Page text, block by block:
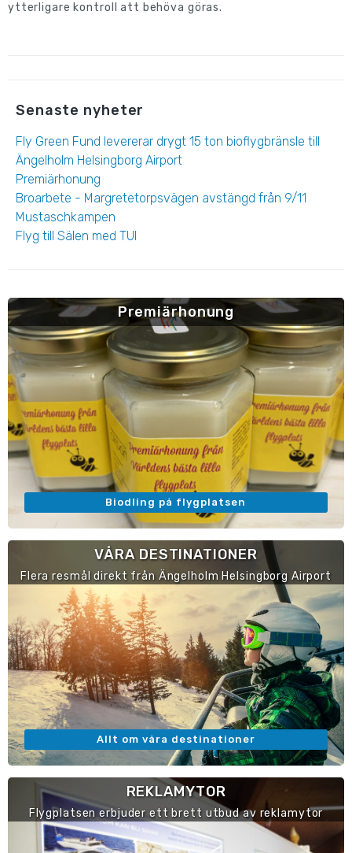
ytterligare kontroll att behöva göras.
Senaste nyheter
Fly Green Fund levererar drygt 15 ton bioflygbränsle till
Ängelholm Helsingborg Airport
Premiärhonung
Broarbete - Margretetorpsvägen avstängd från 9/11
Mustaschkampen
Flyg till Sälen med TUI
Premiärhonung
Biodling på flygplatsen
VÅRA DESTINATIONER
Flera resmål direkt från Ängelholm Helsingborg Airport
Allt om våra destinationer
REKLAMYTOR
Flygplatsen erbjuder ett brett utbud av reklamytor